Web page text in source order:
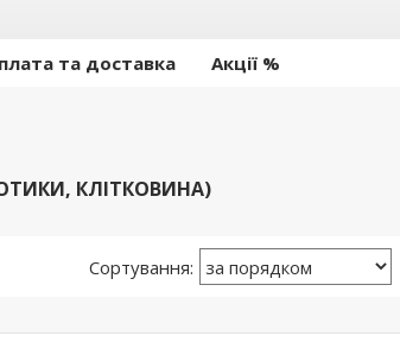
та доставка Акції %
КЛІТКОВИНА)